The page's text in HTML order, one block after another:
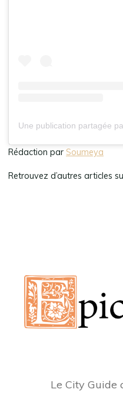
Une publication partagée
Rédaction par Soumeya
Retrouvez d’autres articles
Le City Guide